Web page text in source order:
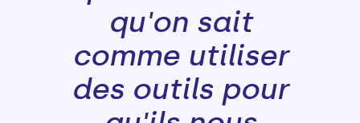
qu'on sait
comme utiliser
des outils pour